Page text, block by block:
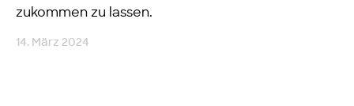
zukommen zu lassen.
14. März 2024